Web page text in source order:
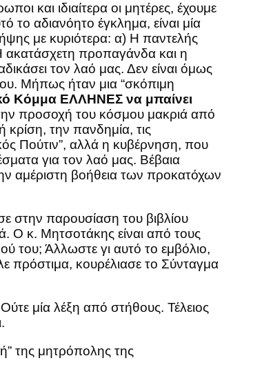
και ιδιαίτερα οι μητέρες, έχουμε
το αδιανόητο έγκλημα, είναι μία
με κυριότερα: α) Η παντελής
ακατάσχετη προπαγάνδα και η
τον λαό μας. Δεν είναι όμως
Μήπως ήταν μια “σκόπιμη
Κόμμα ΕΛΛΗΝΕΣ να μπαίνει
προσοχή του κόσμου μακριά από
κρίση, την πανδημία, τις
Πούτιν”, αλλά η κυβέρνηση, που
για τον λαό μας. Βέβαια
αμέριστη βοήθεια των προκατόχων
στην παρουσίαση του βιβλίου
Ο κ. Μητσοτάκης είναι από τους
του; Άλλωστε γι αυτό το εμβόλιο,
πρόστιμα, κουρέλιασε το Σύνταγμα
μία λέξη από στήθους. Τέλειος
της μητρόπολης της